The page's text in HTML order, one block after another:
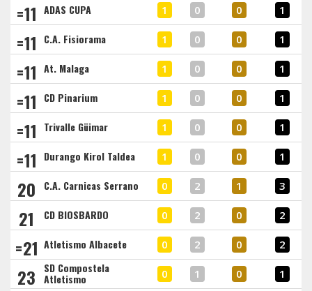
=11 ADAS CUPA 1 0 0 1
=11 C.A. Fisiorama 1 0 0 1
=11 At. Malaga 1 0 0 1
=11 CD Pinarium 1 0 0 1
=11 Trivalle Güimar 1 0 0 1
=11 Durango Kirol Taldea 1 0 0 1
20 C.A. Carnicas Serrano 0 2 1 3
21 CD BIOSBARDO 0 2 0 2
=21 Atletismo Albacete 0 2 0 2
23 SD Compostela
Atletismo 0 1 0 1